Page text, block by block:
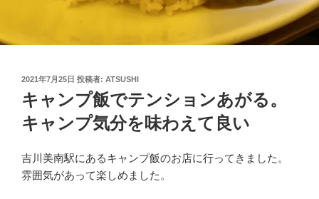
投
稿
日:
2021年7月25日 投稿者: ATSUSHI
キャンプ飯でテンションあがる。
キャンプ気分を味わえて良い
吉川美南駅にあるキャンプ飯のお店に行ってきました。
雰囲気があって楽しめました。